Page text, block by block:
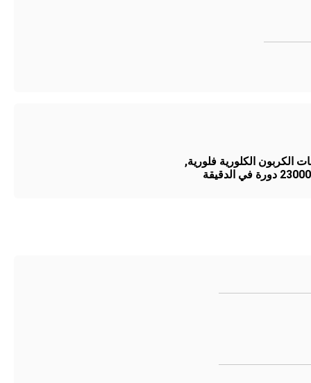
الكربون الكلورية فلورية,